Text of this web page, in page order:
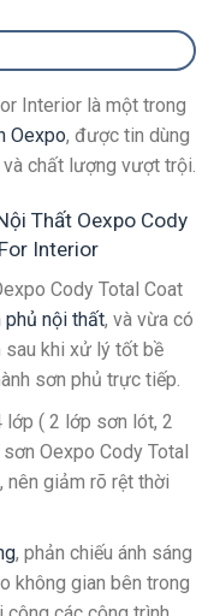
Interior là một trong
Oexpo, được tin dùng
chất lượng vượt trội.
Thất Oexpo Cody
Interior
Cody Total Coat
phủ nội thất, và vừa có
sau khi xử lý tốt bề
sơn phủ trực tiếp.
lớp ( 2 lớp sơn lót, 2
Oexpo Cody Total
nên giảm rõ rệt thời
, phản chiếu ánh sáng
không gian bên trong